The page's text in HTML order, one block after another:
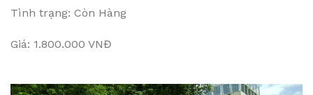
Tình trạng: Còn Hàng
Giá: 1.800.000 VNĐ